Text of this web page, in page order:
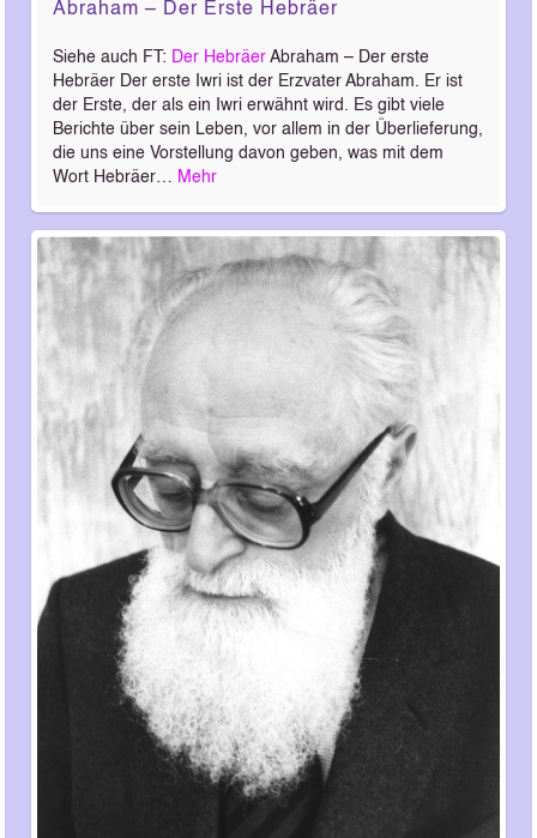
Abraham – Der Erste Hebräer
Siehe auch FT: Der Hebräer Abraham – Der erste
Hebräer Der erste Iwri ist der Erzvater Abraham. Er ist
der Erste, der als ein Iwri erwähnt wird. Es gibt viele
Berichte über sein Leben, vor allem in der Überlieferung,
die uns eine Vorstellung davon geben, was mit dem
Wort Hebräer… Mehr